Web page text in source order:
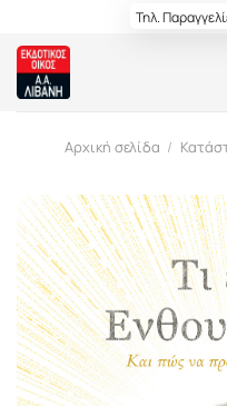
content
Τηλ.
Αρχική σελίδα /